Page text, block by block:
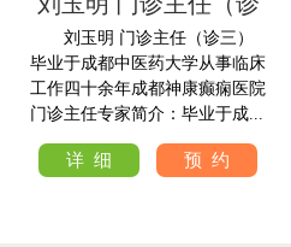
三
刘玉明 门诊主任（诊三）
毕业于成都中医药大学从事临床
工作四十余年成都神康癫痫医院
门诊主任专家简介：毕业于成...
详 细 预 约